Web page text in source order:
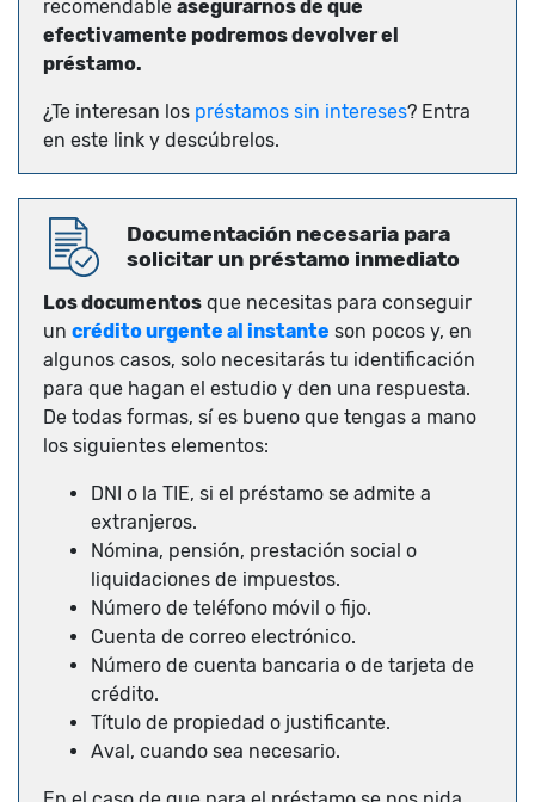
recomendable asegurarnos de que
efectivamente podremos devolver el
préstamo.
¿Te interesan los préstamos sin intereses? Entra
en este link y descúbrelos.
Documentación necesaria para
solicitar un préstamo inmediato
Los documentos que necesitas para conseguir
un crédito urgente al instante son pocos y, en
algunos casos, solo necesitarás tu identificación
para que hagan el estudio y den una respuesta.
De todas formas, sí es bueno que tengas a mano
los siguientes elementos:
DNI o la TIE, si el préstamo se admite a
extranjeros.
Nómina, pensión, prestación social o
liquidaciones de impuestos.
Número de teléfono móvil o fijo.
Cuenta de correo electrónico.
Número de cuenta bancaria o de tarjeta de
crédito.
Título de propiedad o justificante.
Aval, cuando sea necesario.